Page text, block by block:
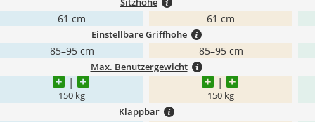
61 cm 61 cm
Einstellbare Griffhöhe
85–95 cm 85–95 cm
Max. Benutzergewicht
150 kg 150 kg
Klappbar